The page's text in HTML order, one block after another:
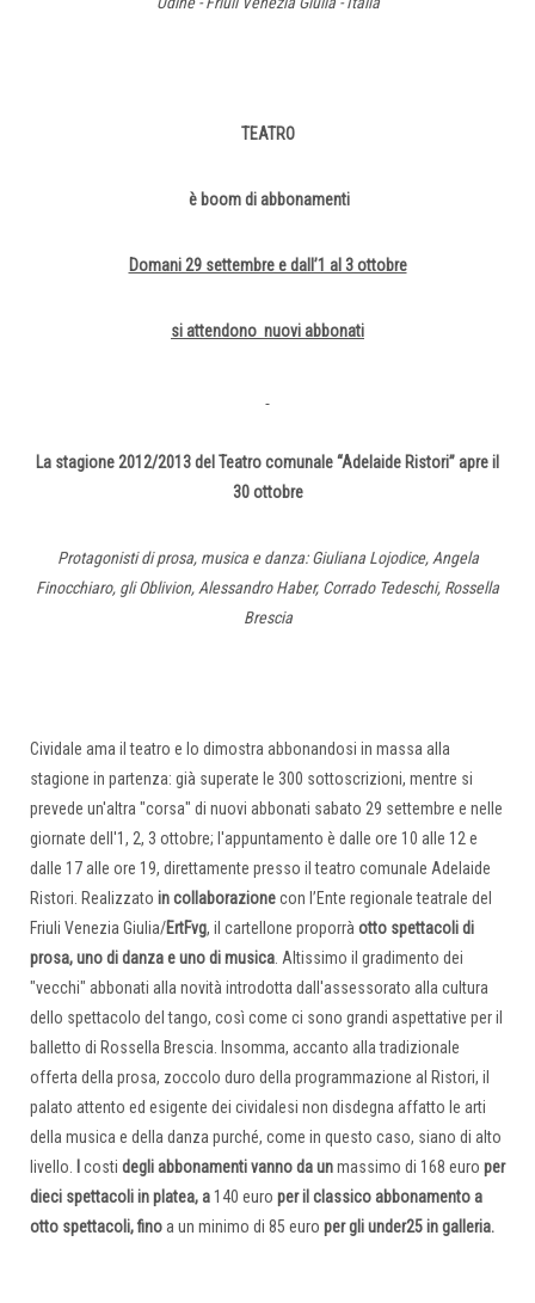
TEATRO
è boom di abbonamenti
Domani 29 settembre e dall’1 al 3 ottobre
si attendono nuovi abbonati
La stagione 2012/2013 del Teatro comunale “Adelaide Ristori” apre il
30 ottobre
Protagonisti di prosa, musica e danza: Giuliana Lojodice, Angela
Finocchiaro, gli Oblivion, Alessandro Haber, Corrado Tedeschi, Rossella
Brescia
Cividale ama il teatro e lo dimostra abbonandosi in massa alla
stagione in partenza: già superate le 300 sottoscrizioni, mentre si
prevede un'altra "corsa" di nuovi abbonati sabato 29 settembre e nelle
giornate dell'1, 2, 3 ottobre; l'appuntamento è dalle ore 10 alle 12 e
dalle 17 alle ore 19, direttamente presso il teatro comunale Adelaide
Ristori. Realizzato in collaborazionecon l’Ente regionale teatrale del
Friuli Venezia Giulia/ErtFvg, il cartellone proporrà otto spettacoli di
prosa, uno di danza e uno di musica . Altissimo il gradimento dei
"vecchi" abbonati alla novità introdotta dall'assessorato alla cultura
dello spettacolo del tango, così come ci sono grandi aspettative per il
balletto di Rossella Brescia. Insomma, accanto alla tradizionale
offerta della prosa, zoccolo duro della programmazione al Ristori, il
palato attento ed esigente dei cividalesi non disdegna affatto le arti
della musica e della danza purché, come in questo caso, siano di alto
livello.
costi degli abbonamenti vanno da unmassimo di 168 euro per
dieci spettacoli in platea, a 140 euro per il classico abbonamento a
otto spettacoli, finoa un minimo di 85 euro per gli under25 in galleria.